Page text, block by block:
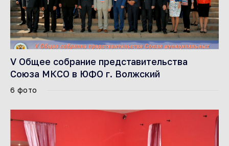
V Общее собрание представительства
Союза МКСО в ЮФО г. Волжский
6 фото